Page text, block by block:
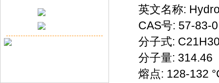
英文名称:
CAS号: 57-83-0
分子式:
分子量: 314.46
熔点: 128-132